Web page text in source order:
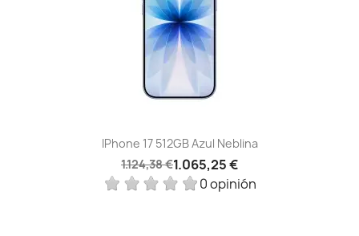
IPhone 17 512GB Azul Neblina
1.124,38 €1.065,25 €
0 opinión